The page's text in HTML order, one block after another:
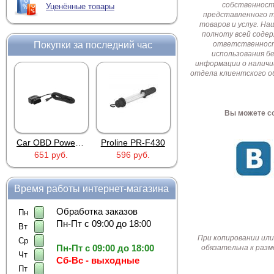
Уценённые товары
Покупки за последний час
651 руб.
Proline PR-F430
596 руб.
AD XZGM-240500T
Время работы интернет-магазина
Пн
Вт
Ср
Чт
Пт
Обработка заказов
Пн-Пт с 09:00 до 18:00
Пн-Пт с 09:00 до 18:00
Сб-Вс - выходные
представленного
товаров и услуг.
полноту всей
использования
информации о
отдела клиентского
Вы можете
При копировании
обязательна к